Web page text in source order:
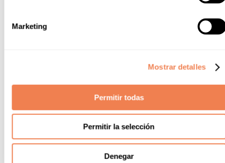
Marketing
Mostrar detalles
Permitir todas
Permitir la selección
Denegar
Il n’y a rien de mieux que de profiter d’un repas avec vue sur
Ne faites pas l'impasse sur vos plats à emporter et
confortable possible sans aucune complication.
Détendez-vous et amusez-vous lors de nos soirées à
thème où vous pourrez déguster le meilleur du Mexique,